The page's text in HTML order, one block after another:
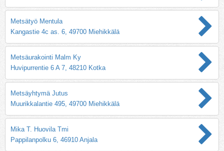
Metsätyö Mentula
Kangastie 4c as. 6, 49700 Miehikkälä
Metsäurakointi Malm Ky
Huvipurrentie 6 A 7, 48210 Kotka
Metsäyhtymä Jutus
Muurikkalantie 495, 49700 Miehikkälä
Mika T. Huovila Tmi
Pappilanpolku 6, 46910 Anjala